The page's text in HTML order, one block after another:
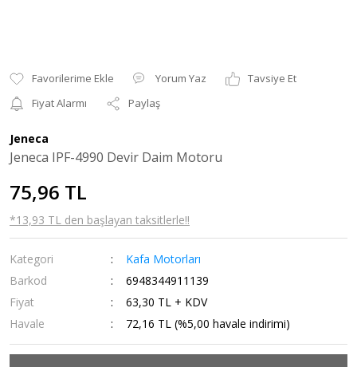
Yorum Yaz
Tavsiye Et
Fiyat Alarmı
Paylaş
Jeneca
Jeneca IPF-4990 Devir Daim Motoru
75,96 TL
*13,93 TL den başlayan taksitlerle!!
Kategori
Kafa Motorları
Barkod
6948344911139
Fiyat
63,30 TL + KDV
Havale
72,16 TL (%5,00 havale indirimi)